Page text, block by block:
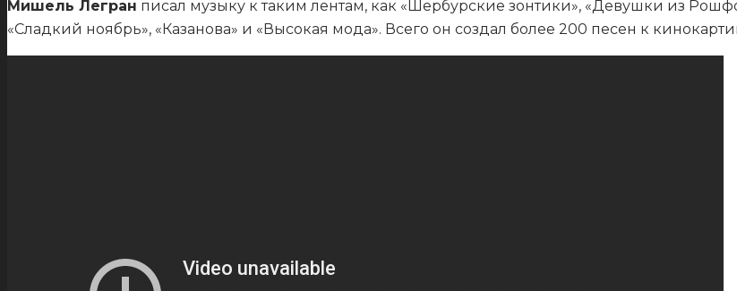
Мишель Легран писал музыку к таким лентам, как «Шербурские зонтики», «Девушки из
«Сладкий ноябрь», «Казанова» и «Высокая мода». Всего он создал более 200 песен к